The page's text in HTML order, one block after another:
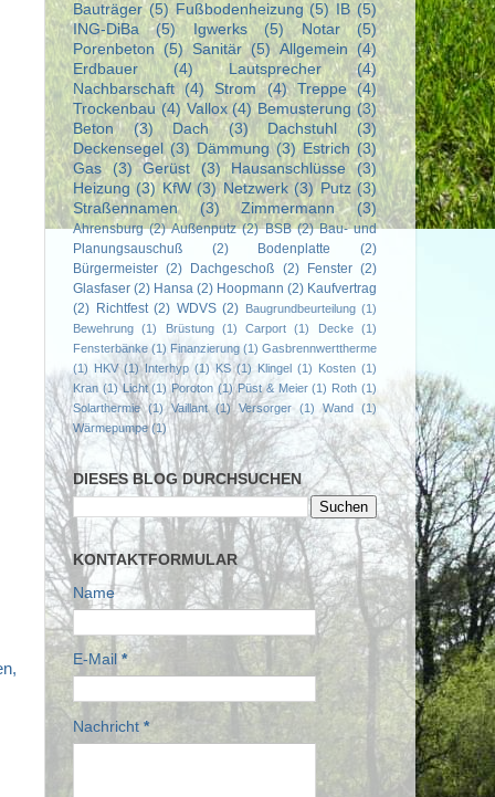
Bauträger (5) Fußbodenheizung (5) IB (5)
ING-DiBa
(5) Igwerks (5) Notar
(5)
Porenbeton (5) Sanitär (5) Allgemein (4)
Erdbauer
(4) Lautsprecher
(4)
Nachbarschaft
(4) Strom (4) Treppe
(4)
Trockenbau (4) Vallox (4) Bemusterung (3)
Beton
(3) Dach (3) Dachstuhl
(3)
Deckensegel (3) Dämmung (3) Estrich (3)
Gas
(3) Gerüst (3) Hausanschlüsse
(3)
Heizung (3) KfW (3) Netzwerk (3) Putz (3)
Straßennamen
(3) Zimmermann (3)
Ahrensburg (2) Außenputz (2) BSB (2) Bau- und
Planungsauschuß
(2) Bodenplatte
(2)
Bürgermeister (2) Dachgeschoß (2) Fenster (2)
Glasfaser (2) Hansa (2) Hoopmann (2) Kaufvertrag
(2) Richtfest (2) WDVS (2) Baugrundbeurteilung (1)
Bewehrung
(1) Brüstung (1) Carport (1) Decke
(1)
Fensterbänke (1) Finanzierung (1) Gasbrennwerttherme
(1)
HKV (1) Interhyp (1) KS (1) Klingel (1) Kosten (1)
Kran (1) Licht (1) Poroton (1) Püst & Meier (1) Roth (1)
Solarthermie (1) Vaillant (1) Versorger (1) Wand
(1)
Wärmepumpe (1)
DIESES BLOG DURCHSUCHEN
KONTAKTFORMULAR
Name
E-Mail *
Nachricht *